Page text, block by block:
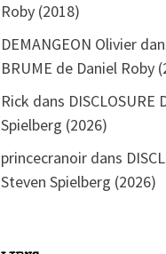
Roby (2018)
DEMANGEON Olivier
BRUME de Daniel Roby
Rick dans DISCLOSURE
Spielberg (2026)
princecranoir dans
Steven Spielberg (2026)